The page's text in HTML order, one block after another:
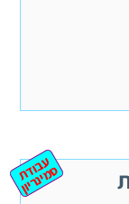
ע
ב
וד
ת
ס
מ
ינ
ר
יון